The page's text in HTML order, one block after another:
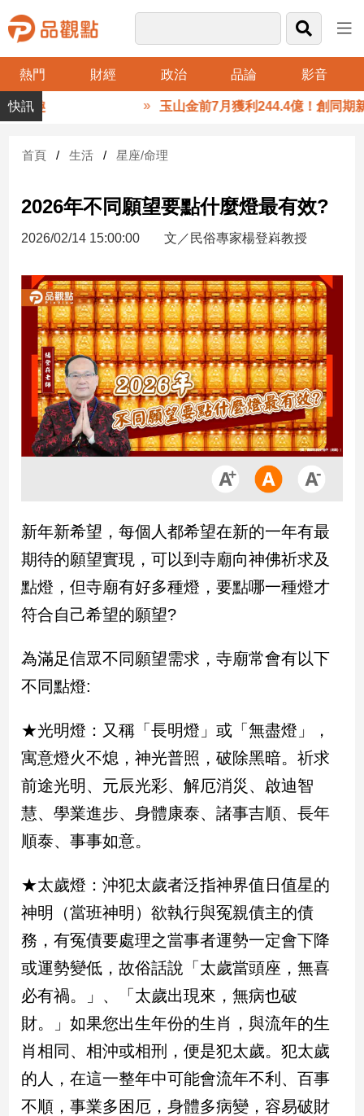
熱門 財經 政治 品論 影音
品
觀
財
台
財
新
聞
經/
股
產
點
政
治
政
點
品
點
民
調
國
會
焦
點
觀
點
兩
岸/
國
際
社
會/
地
方
新
趣 玉山金前7月獲利244.4億！創同期新
首頁 生活 星座/命理
2026年不同願望要點什麼燈最有效?
2026/02/14 15:00:00 文／民俗專家楊登嵙教授
新年新希望，每個人都希望在新的一年有最
期待的願望實現，可以到寺廟向神佛祈求及
點燈，但寺廟有好多種燈，要點哪一種燈才
符合自己希望的願望?
為滿足信眾不同願望需求，寺廟常會有以下
不同點燈:
★光明燈：又稱「長明燈」或「無盡燈」，
寓意燈火不熄，神光普照，破除黑暗。祈求
前途光明、元辰光彩、解厄消災、啟迪智
慧、學業進步、身體康泰、諸事吉順、長年
順泰、事事如意。
★太歲燈：沖犯太歲者泛指神界值日值星的
神明（當班神明）欲執行與冤親債主的債
務，有冤債要處理之當事者運勢一定會下降
或運勢變低，故俗話說「太歲當頭座，無喜
必有禍。」、「太歲出現來，無病也破
財。」如果您出生年份的生肖，與流年的生
肖相同、相沖或相刑，便是犯太歲。犯太歲
的人，在這一整年中可能會流年不利、百事
不順，事業多困厄，身體多病變，容易破財